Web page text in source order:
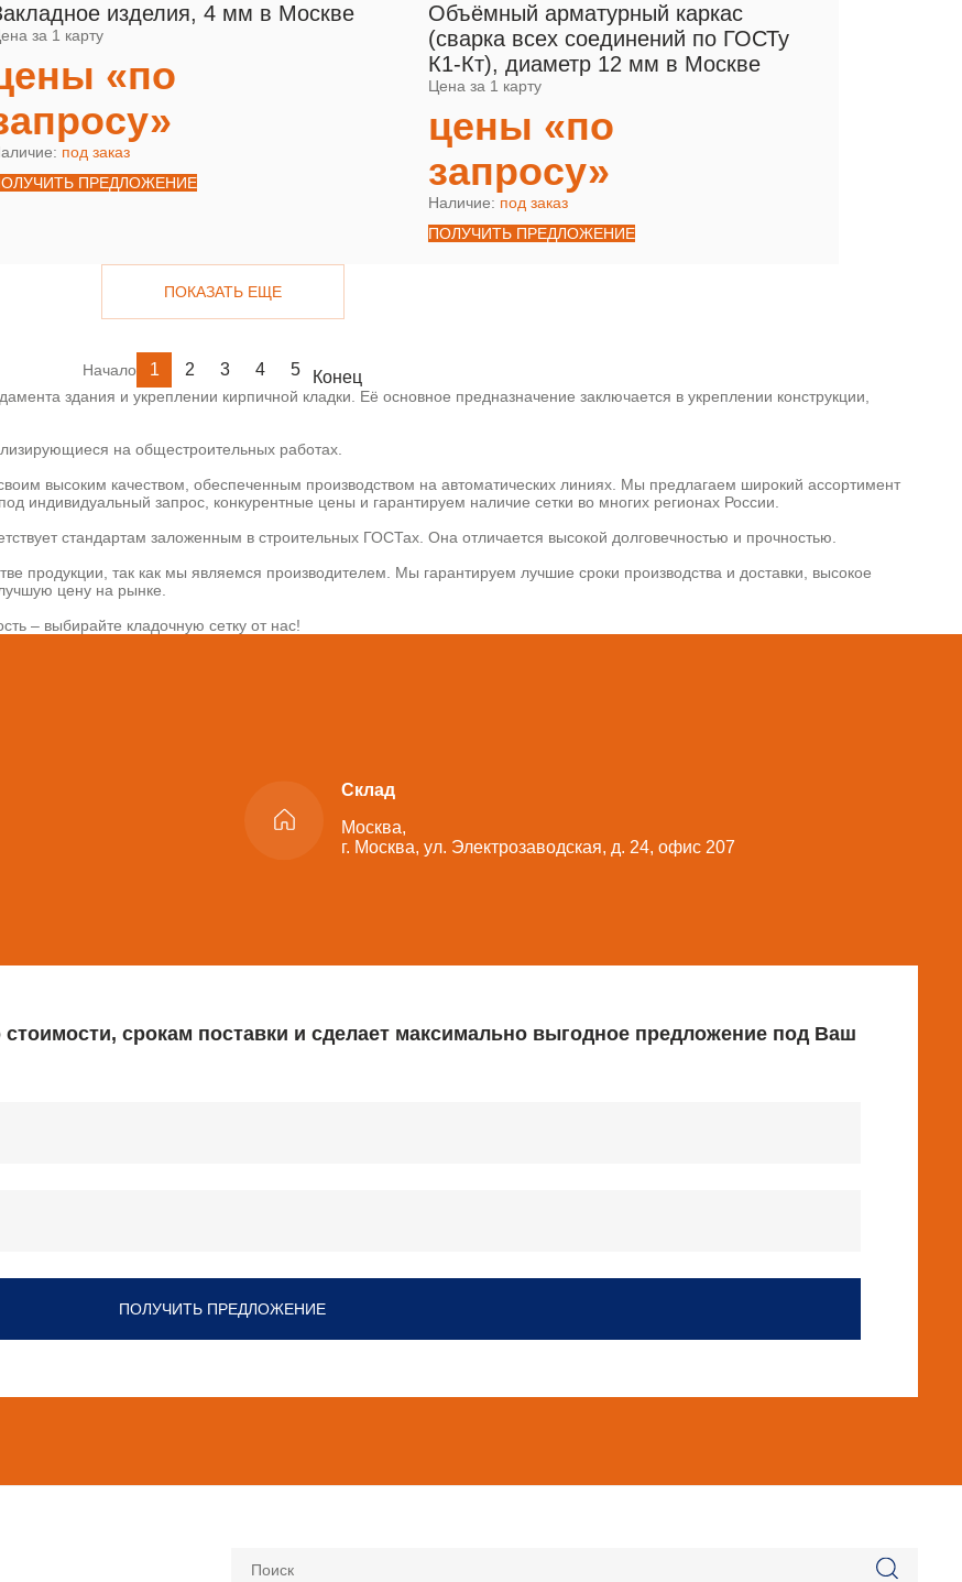
изделия, 4 мм в Москве
за 1 карту
«по
под заказ
ПРЕДЛОЖЕНИЕ
Объёмный арматурный каркас
(сварка всех соединений по ГОСТу
К1-Кт), диаметр 12 мм в Москве
Цена за 1 карту
цены «по
запросу»
Наличие: под заказ
ПОЛУЧИТЬ ПРЕДЛОЖЕНИЕ
ПОКАЗАТЬ ЕЩЕ
Начало 1 2 3 4 5 Конец
здания и укреплении кирпичной кладки. Её основное предназначение заключается в укреплении конструкции,
на общестроительных работах.
высоким качеством, обеспеченным производством на автоматических линиях. Мы предлагаем широкий ассортимент
индивидуальный запрос, конкурентные цены и гарантируем наличие сетки во многих регионах России.
стандартам заложенным в строительных ГОСТах. Она отличается высокой долговечностью и прочностью.
продукции, так как мы являемся производителем. Мы гарантируем лучшие сроки производства и доставки, высокое
цену на рынке.
– выбирайте кладочную сетку от нас!
Склад
Москва,
г. Москва, ул. Электрозаводская, д. 24, офис 207
срокам поставки и сделает максимально выгодное предложение под Ваш
ПОЛУЧИТЬ ПРЕДЛОЖЕНИЕ
Поиск